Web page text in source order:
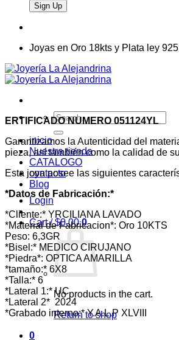
Joyas en Oro 18kts y Plata ley
Search
for:
inicio
Nuestra tienda
CATALOGO
contacto
Blog
Login
Cart /$0,00 0
No products in the cart.
Return to shop
0
ERTIFICADO NUMERO 051124YL
Garantizamos la Autenticidad del
pieza, así también como la calidad de
Esta joya posee las siguientes
*Datos de Fabricación:*
*Cliente:* YRCILIANA LAVADO
*Material de Fabricacion*: Oro 10KTS
Peso: 6,3GR
*Bisel:* MEDICO CIRUJANO
*Piedra*: OPTICA AMARILLA
*tamaño:* 6X8
*Talla:* 6
*Lateral 1:* UC
*Lateral 2* 2024
*Grabado interno:* Y.A.L.P XLVIII